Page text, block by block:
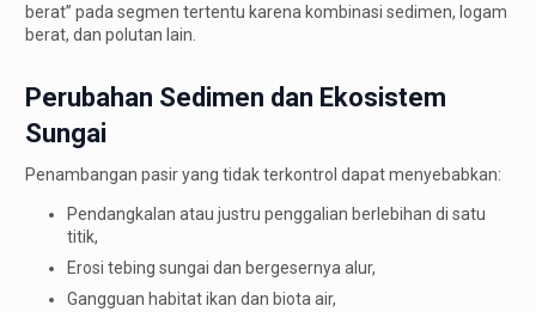
berat” pada segmen tertentu karena kombinasi sedimen, logam
berat, dan polutan lain.
Perubahan Sedimen dan Ekosistem
Sungai
Penambangan pasir yang tidak terkontrol dapat menyebabkan:
Pendangkalan atau justru penggalian berlebihan di satu
titik,
Erosi tebing sungai dan bergesernya alur,
Gangguan habitat ikan dan biota air,